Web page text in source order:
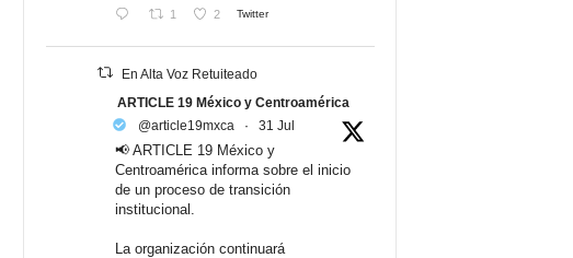
1 2 Twitter
En Alta Voz Retuiteado
ARTICLE 19 México y Centroamérica
@article19mxca
· 31 Jul
📢 ARTICLE 19 México y
Centroamérica informa sobre el inicio
de un proceso de transición
institucional.
La organización continuará